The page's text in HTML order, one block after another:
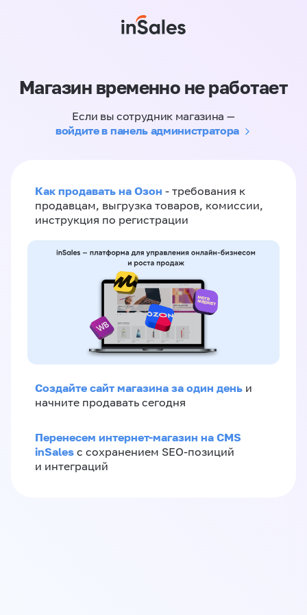
Магазин временно не работает
Если вы сотрудник магазина —
войдите в панель администратора
Как продавать на Озон - требования к
продавцам, выгрузка товаров, комиссии,
инструкция по регистрации
Создайте сайт магазина за один день и
начните продавать сегодня
Перенесем интернет-магазин на CMS
inSales с сохранением SEO-позиций
и интеграций